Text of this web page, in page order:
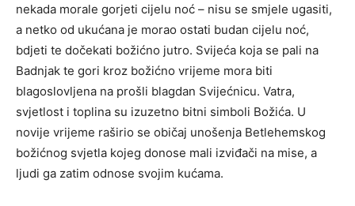
nekada morale gorjeti cijelu noć – nisu se smjele ugasiti,
a netko od ukućana je morao ostati budan cijelu noć,
bdjeti te dočekati božićno jutro. Svijeća koja se pali na
Badnjak te gori kroz božićno vrijeme mora biti
blagoslovljena na prošli blagdan Svijećnicu. Vatra,
svjetlost i toplina su izuzetno bitni simboli Božića. U
novije vrijeme raširio se običaj unošenja Betlehemskog
božićnog svjetla kojeg donose mali izviđači na mise, a
ljudi ga zatim odnose svojim kućama.